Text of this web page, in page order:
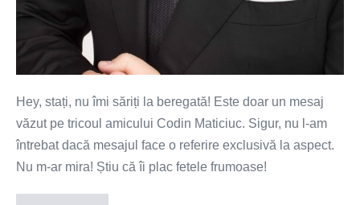
Hey, stați, nu îmi săriți la beregată! Este doar un mesaj
văzut pe tricoul amicului Codin Maticiuc. Sigur, nu l-am
întrebat dacă mesajul face o referire exclusivă la aspect.
Nu m-ar mira! Știu că îi plac fetele frumoase!